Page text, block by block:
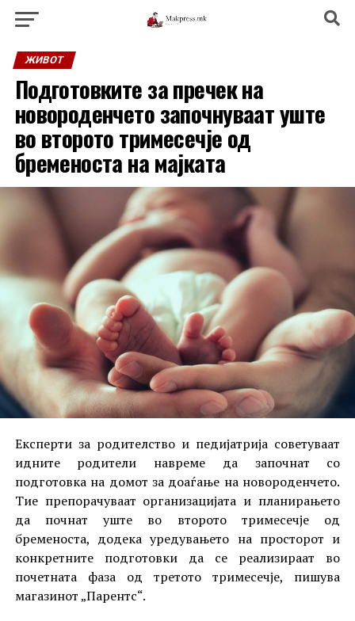
ЖИВОТ
Подготовките за пречек на
новороденчето започнуваат уште
во второто тримесечје од
бременоста на мајката
Експерти за родителство и педијатрија советуваат
идните родители навреме да започнат со
подготовка на домот за доаѓање на новороденчето.
Тие препорачуваат организацијата и планирањето
да почнат уште во второто тримесечје од
бременоста, додека уредувањето на просторот и
конкретните подготовки да се реализираат во
почетната фаза од третото тримесечје, пишува
магазинот „Парентс“.